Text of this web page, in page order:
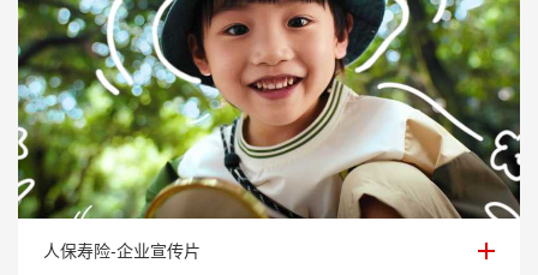
人保寿险-企业宣传片
人保寿险-企业宣传片